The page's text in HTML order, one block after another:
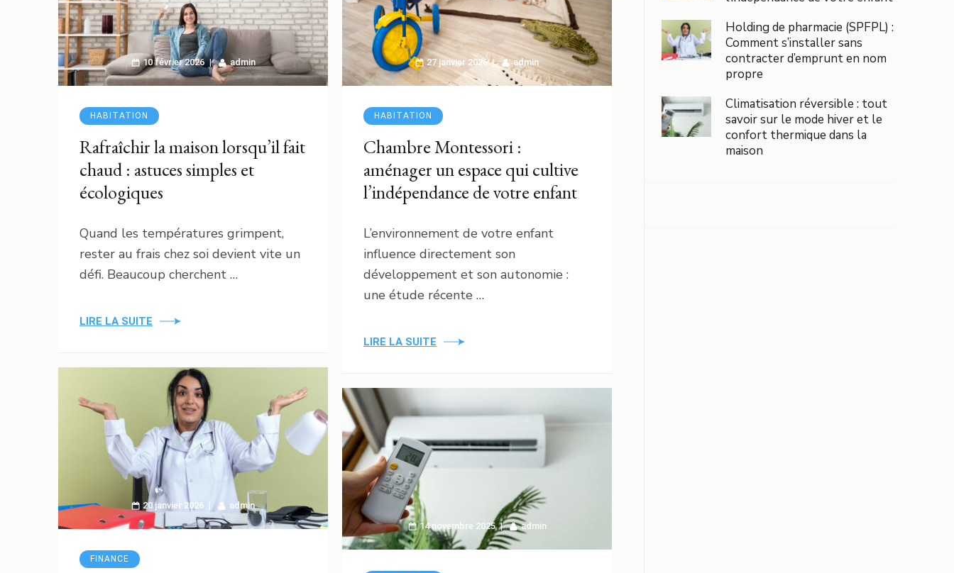
10 février 2026 admin
HABITATION
Rafraîchir la maison lorsqu’il fait
chaud : astuces simples et
écologiques
Quand les températures grimpent,
rester au frais chez soi devient vite un
défi. Beaucoup cherchent …
LIRE LA SUITE
27 janvier 2026 admin
HABITATION
Chambre Montessori :
aménager un espace qui cultive
l’indépendance de votre enfant
L’environnement de votre enfant
influence directement son
développement et son autonomie :
une étude récente …
LIRE LA SUITE
20 janvier 2026 admin
FINANCE
14 novembre 2025 admin
Holding de pharmacie (SPFPL) :
Comment s’installer sans
contracter d’emprunt en nom
propre
Climatisation réversible : tout
savoir sur le mode hiver et le
confort thermique dans la
maison